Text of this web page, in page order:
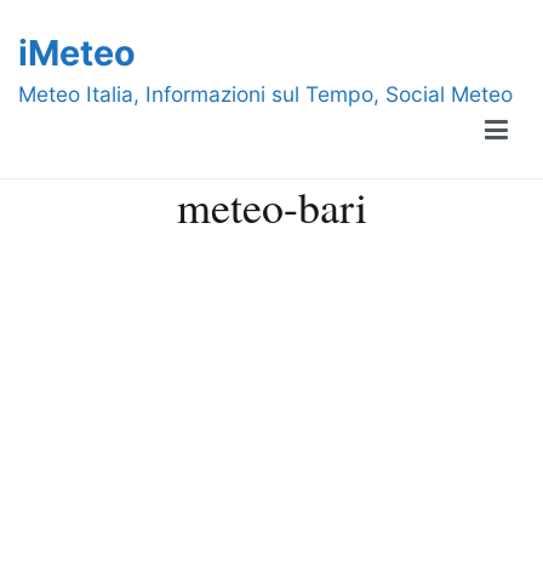
contenuto
iMeteo
Meteo Italia, Informazioni sul Tempo, Social Meteo
meteo-bari